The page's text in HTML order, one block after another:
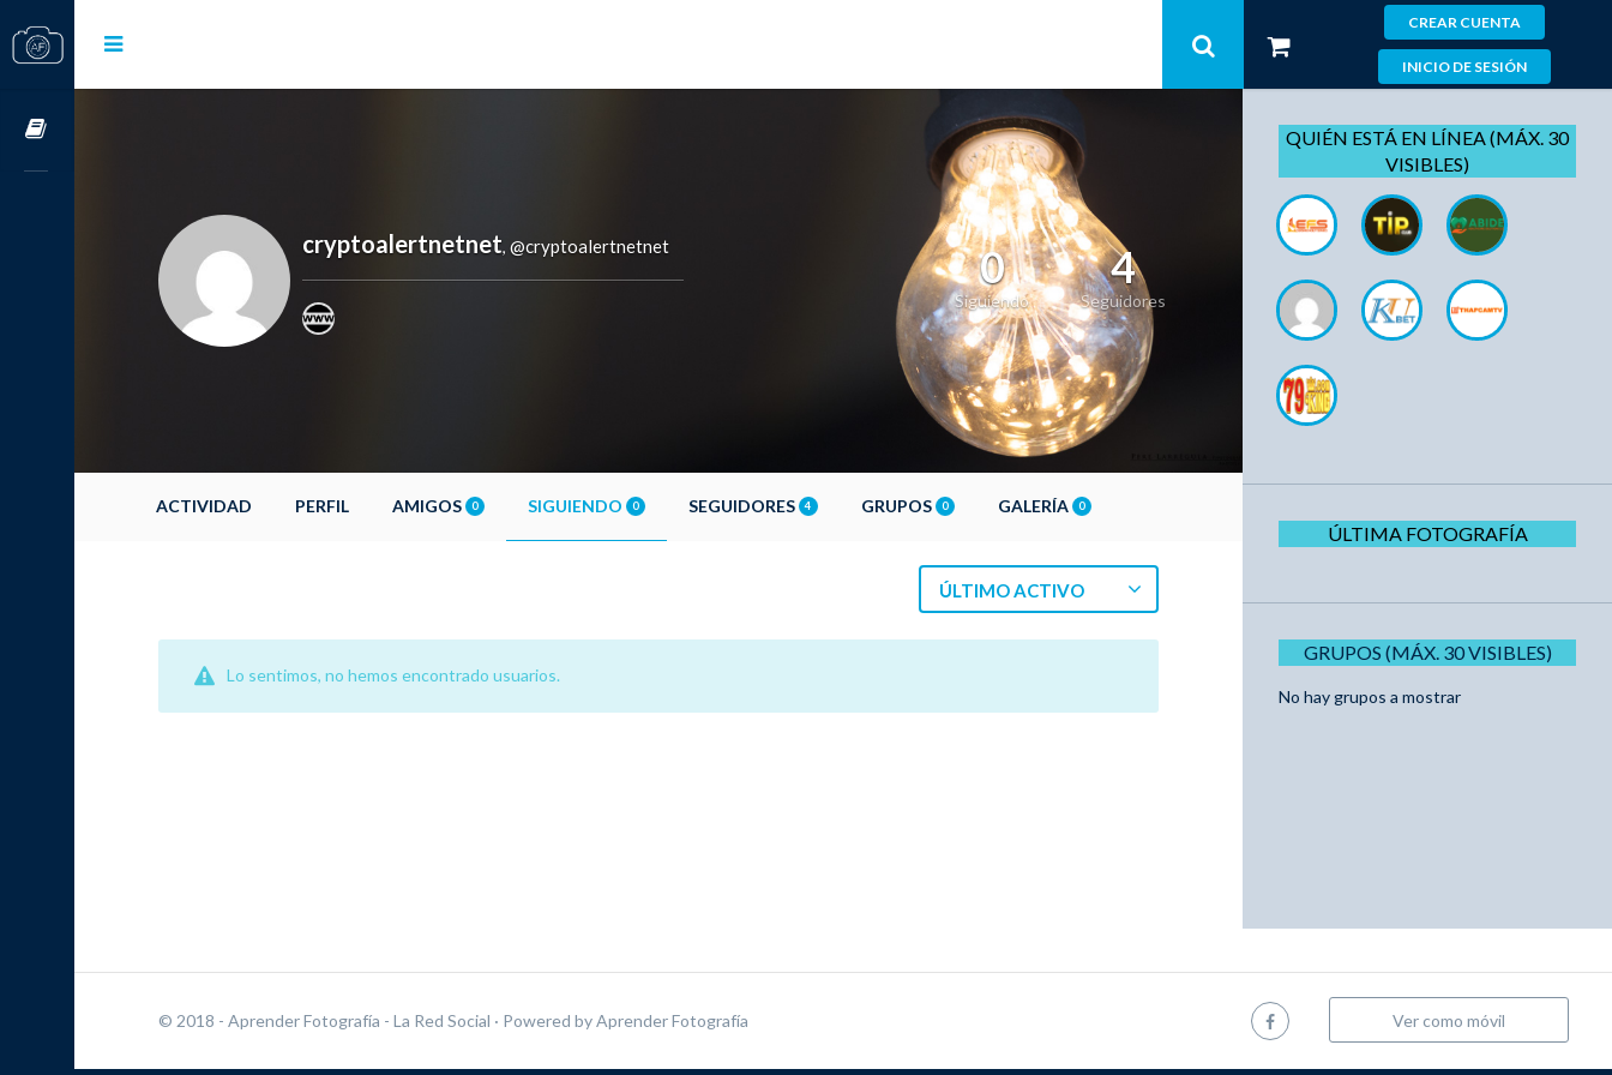
CREAR CUENTA
INICIO DE SESIÓN
cryptoalertnetnet, @cryptoalertnetnet 0
Siguiendo
4
Seguidores
ACTIVIDAD PERFIL AMIGOS 0 SIGUIENDO 0 SEGUIDORES 4 GRUPOS 0 GALERÍA 0
ÚLTIMO ACTIVO
Lo sentimos, no hemos encontrado usuarios.
QUIÉN ESTÁ EN LÍNEA (MÁX. 30
VISIBLES)
ÚLTIMA FOTOGRAFÍA
GRUPOS (MÁX. 30 VISIBLES)
No hay grupos a mostrar
© 2018 - Aprender Fotografía - La Red Social · Powered byAprender Fotografía